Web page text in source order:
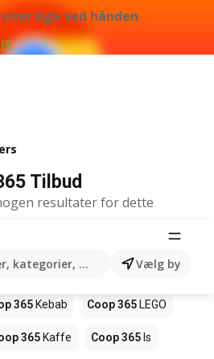
lige ved hånden
kategorier, produkter...Vælg by
Tilbud
resultater for dette
i butikker Coop 365
365Magasin
365 Kebab Coop 365 LEGO
365 Kaffe Coop 365 Is